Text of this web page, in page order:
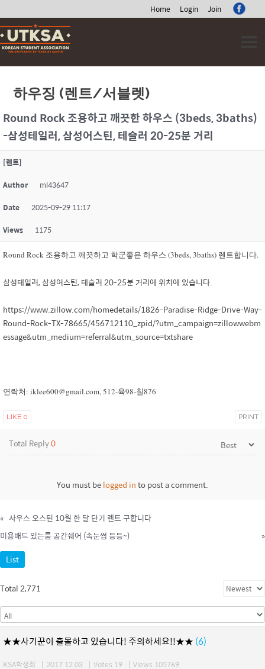
Home Login Join
Skip
to
content
하우징 (렌트/서블렛)
Round Rock 조용하고 깨끗한 하우스 (3beds, 3baths)
-삼성테일러, 삼성어스틴, 테슬러 20-25분 거리
[렌트]
Author ml43647
Date 2025-09-29 11:17
Views 1175
Round Rock 조용하고 깨끗하고 학군좋은 하우스 (3beds, 3baths) 렌트합니다.
삼성테일러, 삼성어스틴, 테슬러 20-25분 거리에 위치에 있습니다.
https://www.zillow.com/homedetails/1826-Paradise-Ridge-Drive-Way-
Round-Rock-TX-78665/456712110_zpid/?utm_campaign=zillowwebm
essage&utm_medium=referral&utm_source=txtshare
연락처: iklee600@gmail.com, 512-육98-칠876
LIKE 0 PRINT
Total Reply0
You must belogged into post a comment.
« 사우스 오스틴 10월 한 달 단기 렌트 구합니다
미용배드 있는룸 공간쉐어 (속눈썹 등등~)
»
List
Total 2,771
★★사기꾼이 출몰하고 있습니다! 주의하세요!!★★ (6)
KSA학생회 | 2017.12.03 | Votes 19 | Views 105769